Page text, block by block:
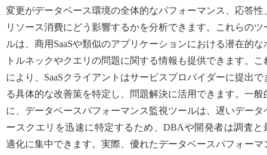
変更がデータベース環境の全体的なパフォーマンス、応答性
リソース消費にどう影響するかを分析できます。これらのツ
ルは、商用SaaSや類似のアプリケーションにおける潜在的な
トルネックやクエリの問題に関する情報も提供できます。こ
により、SaaSクライアントはサービスプロバイダーに提出で
る具体的な改善策を特定し、問題解決に活用できます。一般
に、データベースパフォーマンス監視ツールは、遅いデータ
ースクエリを迅速に特定するため、DBAや開発者は調査と
適化に集中できます。実際、優れたデータベースパフォーマ